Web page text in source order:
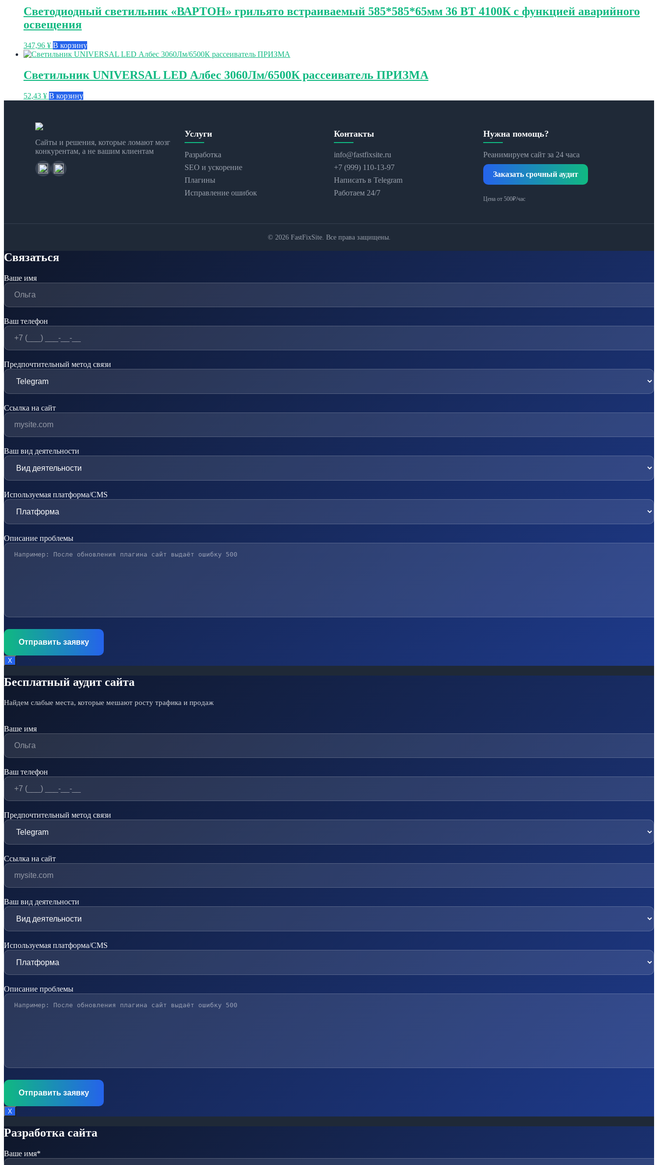
Светодиодный светильник «ВАРТОН» грильято встраиваемый 585*585*65мм 36 ВТ 4100К с функцией аварийного
освещения
347,96 ¥ В корзину
Светильник UNIVERSAL LED Албес 3060Лм/6500К рассеиватель ПРИЗМА
52,43 ¥ В корзину
Сайты и решения, которые ломают мозг
конкурентам, а не вашим клиентам
Услуги
Разработка
SEO и ускорение
Плагины
Исправление ошибок
Контакты
info@fastfixsite.ru
+7 (999) 110-13-97
Написать в Telegram
Работаем 24/7
Нужна помощь?
Реанимируем сайт за 24 часа
Заказать срочный аудит
Цена от 500₽/час
© 2026 FastFixSite. Все права защищены.
Связаться
Ваше имя
Ваш телефон
Предпочтительный метод связи
Ссылка на сайт
Ваш вид деятельности
Используемая платформа/CMS
Описание проблемы
Х
Бесплатный аудит сайта
Найдем слабые места, которые мешают росту трафика и продаж
Ваше имя
Ваш телефон
Предпочтительный метод связи
Ссылка на сайт
Ваш вид деятельности
Используемая платформа/CMS
Описание проблемы
Х
Разработка сайта
Ваше имя*